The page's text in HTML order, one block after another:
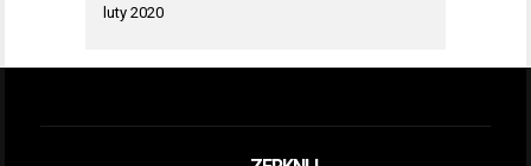
luty 2020